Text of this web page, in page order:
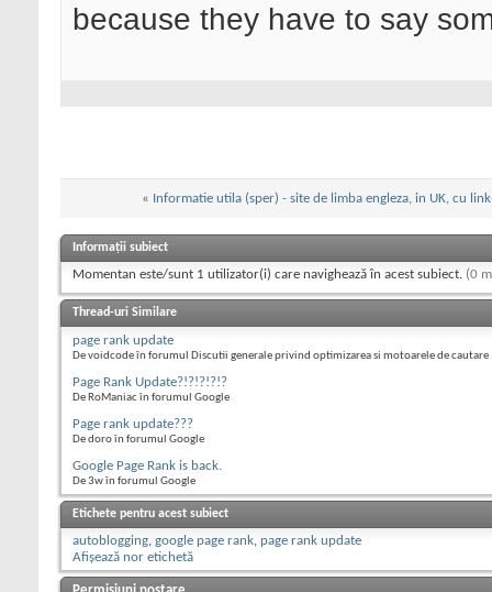
because they have to say
« Informatie utila (sper) - site de limba engleza, in UK, cu
Informații subiect
Momentan este/sunt 1 utilizator(i) care navighează în acest subiect. (0
Thread-uri Similare
page rank update
De voidcode în forumul Discutii generale privind optimizarea si motoarele de cautare
Page Rank Update?!?!?!?!?
De RoManiac în forumul Google
Page rank update???
De doro în forumul Google
Google Page Rank is back.
De 3w în forumul Google
Etichete pentru acest subiect
autoblogging, google page rank, page rank update
Afișează nor etichetă